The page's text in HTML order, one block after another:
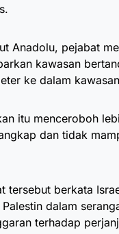
Anadolu, pejabat
kawasan
ke dalam
itu menceroboh
dan tidak
tersebut berkata
dalam
terhadap